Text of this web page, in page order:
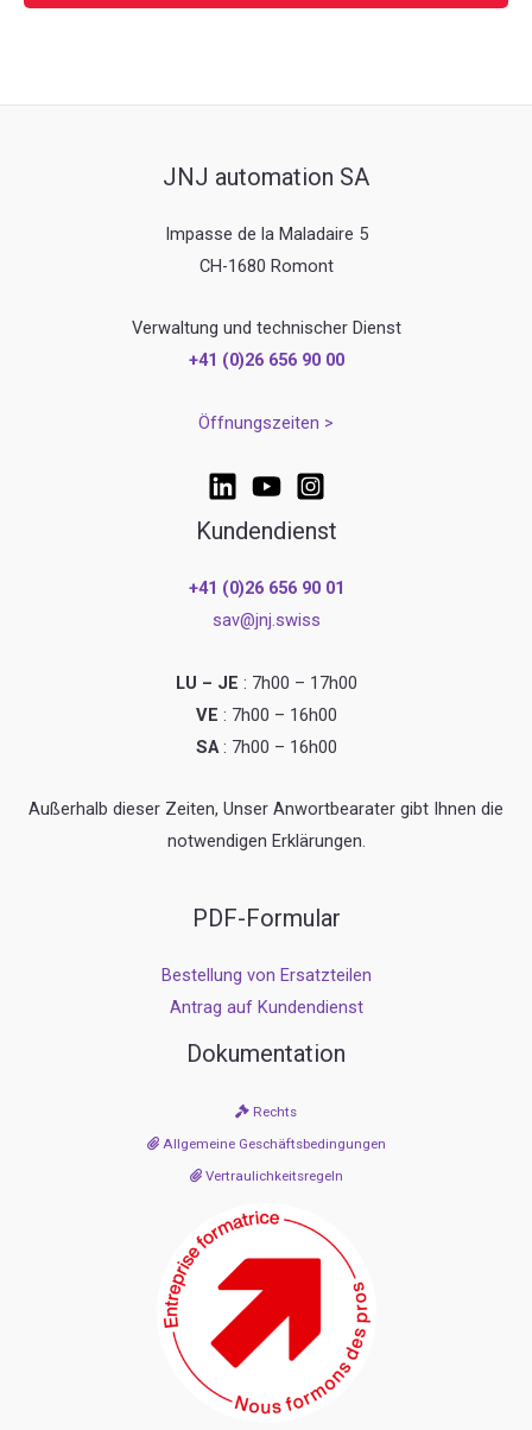
JNJ automation SA
Impasse de la Maladaire 5
CH-1680 Romont
Verwaltung und technischer Dienst
+41 (0)26 656 90 00
Öffnungszeiten >
Kundendienst
+41 (0)26 656 90 01
sav@jnj.swiss
LU – JE : 7h00 – 17h00
VE : 7h00 – 16h00
SA: 7h00 – 16h00
Außerhalb dieser Zeiten, Unser Anwortbearater gibt Ihnen die
notwendigen Erklärungen.
PDF-Formular
Bestellung von Ersatzteilen
Antrag auf Kundendienst
Dokumentation
Rechts
Allgemeine Geschäftsbedingungen
Vertraulichkeitsregeln